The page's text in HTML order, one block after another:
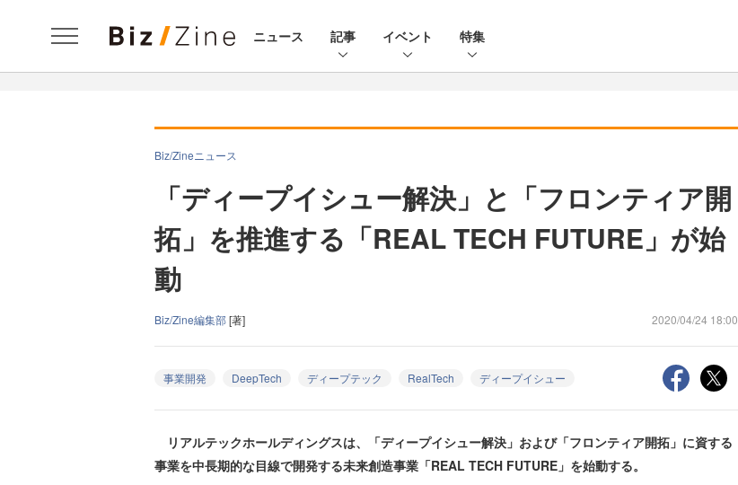
ニュース 記事 イベント 特集
Biz/Zineニュース
「ディープイシュー解決」と「フロンティア開
拓」を推進する「REAL TECH FUTURE」が始
動
Biz/Zine編集部[著] 2020/04/24 18:00
事業開発 DeepTech ディープテック RealTech ディープイシュー
リアルテックホールディングスは、「ディープイシュー解決」および「フロンティア開拓」に資する
事業を中長期的な目線で開発する未来創造事業「REAL TECH FUTURE」を始動する。